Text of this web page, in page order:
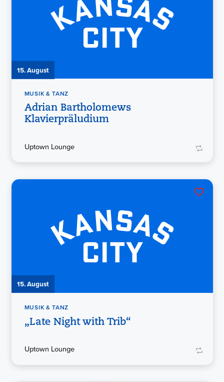
15. August
MUSIK & TANZ
Adrian Bartholomews
Klavierpräludium
Uptown Lounge
15. August
MUSIK & TANZ
„Late Night with Trib“
Uptown Lounge